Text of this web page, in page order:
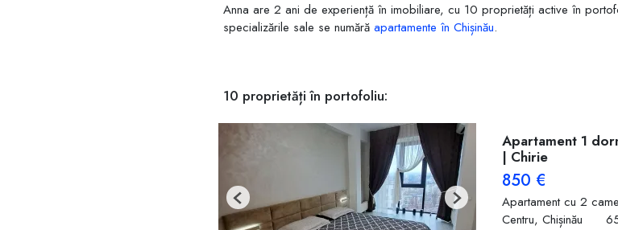
Anna are 2 ani de experiență în imobiliare, cu 10 proprietăți active în
specializările sale se numărăapartamente în Chișinău.
10 proprietăți în portofoliu:
Previous Next
Apartament 1
| Chirie
850 €
Apartament cu 2
Centru, Chișinău